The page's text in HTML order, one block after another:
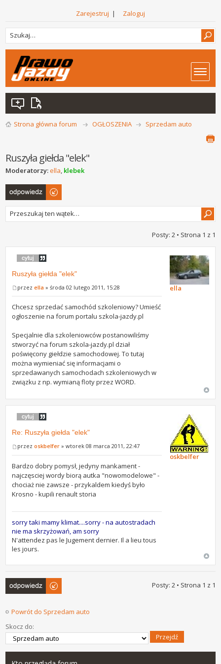
Zarejestruj | Zaloguj
Strona główna forum OGŁOSZENIA Sprzedam auto
Ruszyła giełda "elek"
Moderatorzy:ella, klebek
Odpowiedz
Posty: 2 • Strona 1 z 1
Ruszyła giełda "elek"
przezella » środa 02 lutego 2011, 15:28
Chcesz sprzedać samochód szkoleniowy? Umieść
ogłoszenie na forum portalu szkola-jazdy.pl
Specjalnie dla szkoleniowców postanowiliśmy
stworzyć na forum szkola-jazdy.pl dział
poświęcony giełdzie samochodowej. To tutaj
można wymieniać się informacjami o
sprzedawanych samochodach szkoleniowych w
związku z np. wymianą floty przez WORD.
ella
Re: Ruszyła giełda "elek"
przezoskbelfer » wtorek 08 marca 2011, 22:47
Bardzo dobry pomysł, jedyny mankament -
najczęsciej wordy biorą autka "nowomodelowe" -
chociaż nie zawsze - przykaldem kiedyś było
Krosno - kupili renault storia
sorry taki mamy klimat....sorry - na autostradach
nie ma skrzyżowań, am sorry
N'attendez pas le Jugement dernier. Il a lieu tous
les jours.
oskbelfer
Odpowiedz Posty: 2 • Strona 1 z 1
Powrót do Sprzedam auto
Skocz do: